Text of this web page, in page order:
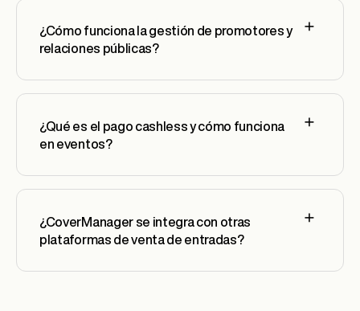
¿Cómo funciona la gestión de promotores y
relaciones públicas?
¿Qué es el pago cashless y cómo funciona
en eventos?
¿CoverManager se integra con otras
plataformas de venta de entradas?